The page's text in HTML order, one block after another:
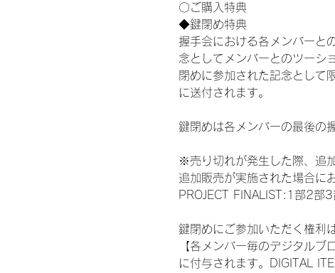
〇ご購入特典
◆鍵閉め特典
握手会における各メンバーと
念としてメンバーとのツーシ
閉めに参加された記念として
に送付されます。
鍵閉めは各メンバーの最後の
※売り切れが発生した際、追
追加販売が実施された場合に
PROJECT FINALIST:1部2部
鍵閉めにご参加いただく権利
【各メンバー毎のデジタルブ
に付与されます。DIGITAL